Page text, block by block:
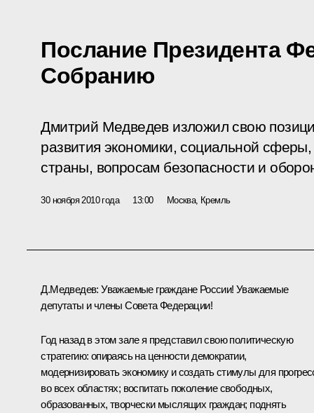
Послание Президента
Собранию
Дмитрий Медведев изложил свою
развития экономики, социальной
страны, вопросам безопасности и
30 ноября 2010 года 13:00 Москва, Кремль
Д.Медведев:Уважаемые граждане России! Уважаемые
депутаты и члены Совета Федерации!
Год назад в этом зале я представил свою политическую
стратегию: опираясь на ценности демократии,
модернизировать экономику и создать стимулы для
во всех областях; воспитать поколение свободных,
образованных, творчески мыслящих граждан; поднять